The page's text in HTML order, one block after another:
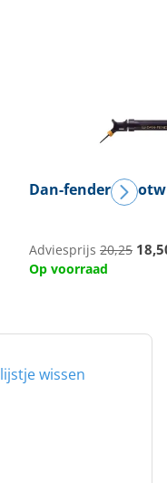
Dan-fender
Adviesprijs 20,25
Op voorraad
lijstje wissen